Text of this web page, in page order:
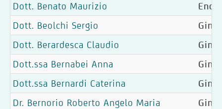
Dott. Benato Maurizio
Dott. Beolchi Sergio
Dott. Berardesca Claudio
Dott.ssa Bernabei Anna
Dott.ssa Bernardi Caterina
Dr. Bernorio Roberto Angelo Maria